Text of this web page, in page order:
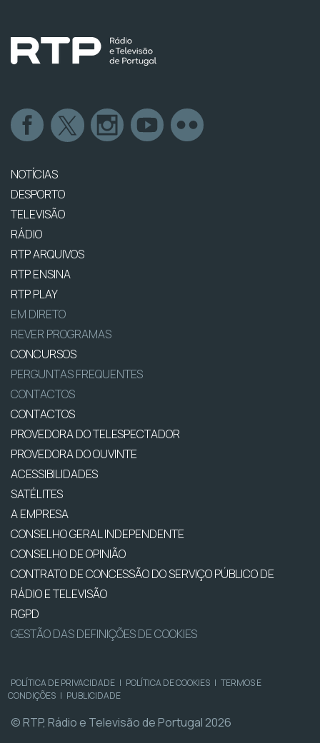
NOTÍCIAS
DESPORTO
TELEVISÃO
RÁDIO
RTP ARQUIVOS
RTP ENSINA
RTP PLAY
EM DIRETO
REVER PROGRAMAS
CONCURSOS
PERGUNTAS FREQUENTES
CONTACTOS
CONTACTOS
PROVEDORA DO TELESPECTADOR
PROVEDORA DO OUVINTE
ACESSIBILIDADES
SATÉLITES
A EMPRESA
CONSELHO GERAL INDEPENDENTE
CONSELHO DE OPINIÃO
CONTRATO DE CONCESSÃO DO SERVIÇO PÚBLICO DE
RÁDIO E TELEVISÃO
RGPD
GESTÃO DAS DEFINIÇÕES DE COOKIES
POLÍTICA DE PRIVACIDADE | POLÍTICA DE COOKIES | TERMOS E
CONDIÇÕES | PUBLICIDADE
© RTP, Rádio e Televisão de Portugal 2026